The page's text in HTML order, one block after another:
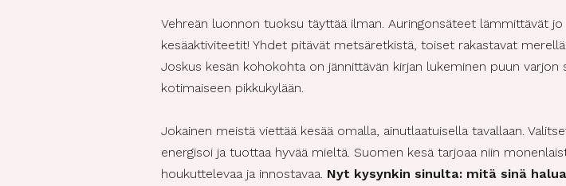
Vehreän luonnon tuoksu täyttää ilman. Auringonsäteet lämmittävät
kesäaktiviteetit! Yhdet pitävät metsäretkistä, toiset rakastavat
Joskus kesän kohokohta on jännittävän kirjan lukeminen puun varjon
kotimaiseen pikkukylään.
Jokainen meistä viettää kesää omalla, ainutlaatuisella tavallaan.
energisoi ja tuottaa hyvää mieltä. Suomen kesä tarjoaa niin
houkuttelevaa ja innostavaa. Nyt kysynkin sinulta: mitä sinä